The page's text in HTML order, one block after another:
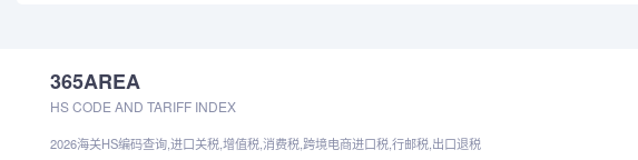
365AREA
HS CODE AND TARIFF INDEX
2026海关HS编码查询,进口关税,增值税,消费税,跨境电商进口税,行邮税,出口退税